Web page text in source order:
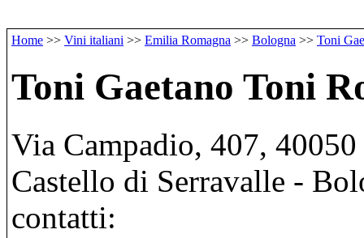
Home >> Vini italiani >> Emilia Romagna >> Bologna >> Toni
Toni Gaetano Toni
Via Campadio, 407,
Castello di Serravalle -
contatti: